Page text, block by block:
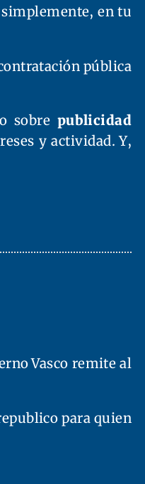
en tu
pública
sobre publicidad
y actividad. Y,
Vasco remite al
para quien